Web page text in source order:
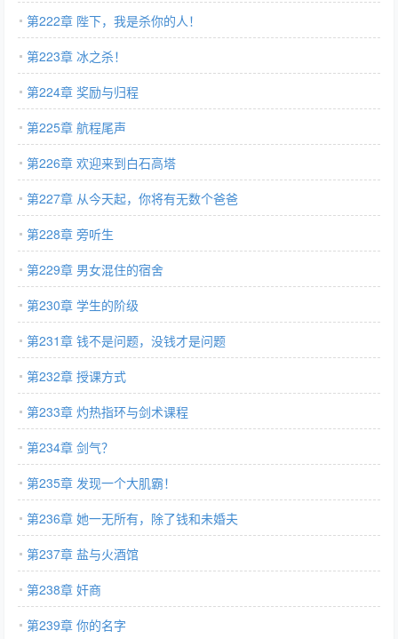
第222章 陛下，我是杀你的人！
第223章 冰之杀！
第224章 奖励与归程
第225章 航程尾声
第226章 欢迎来到白石高塔
第227章 从今天起，你将有无数个爸爸
第228章 旁听生
第229章 男女混住的宿舍
第230章 学生的阶级
第231章 钱不是问题，没钱才是问题
第232章 授课方式
第233章 灼热指环与剑术课程
第234章 剑气？
第235章 发现一个大肌霸！
第236章 她一无所有，除了钱和未婚夫
第237章 盐与火酒馆
第238章 奸商
第239章 你的名字